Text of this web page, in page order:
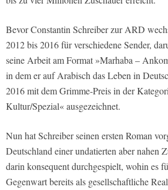
Bevor Constantin Schreiber zur ARD
2012 bis 2016 für verschiedene Sender,
seine Arbeit am Format »Marhaba –
in dem er auf Arabisch das Leben in
2016 mit dem Grimme-Preis in der
Kultur/Spezial« ausgezeichnet.
Nun hat Schreiber seinen ersten Roman
Deutschland einer undatierten aber nahen
darin konsequent durchgespielt, wohin es
Gegenwart bereits als gesellschaftliche